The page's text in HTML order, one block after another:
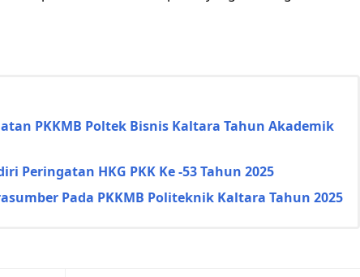
PKKMB Poltek Bisnis Kaltara Tahun Akademik
Peringatan HKG PKK Ke -53 Tahun 2025
Pada PKKMB Politeknik Kaltara Tahun 2025